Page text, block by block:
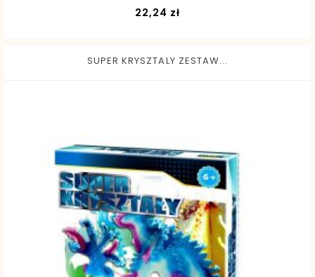
22,24 złCena
SUPER KRYSZTALY ZESTAW...